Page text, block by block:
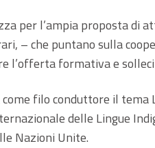
per l’ampia proposta di
– che puntano sulla
l’offerta formativa e
filo conduttore il tema
delle Lingue
Nazioni Unite.